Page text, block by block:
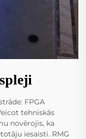
FPGA
tehniskās
novērojis, ka
iesaisti. RMG